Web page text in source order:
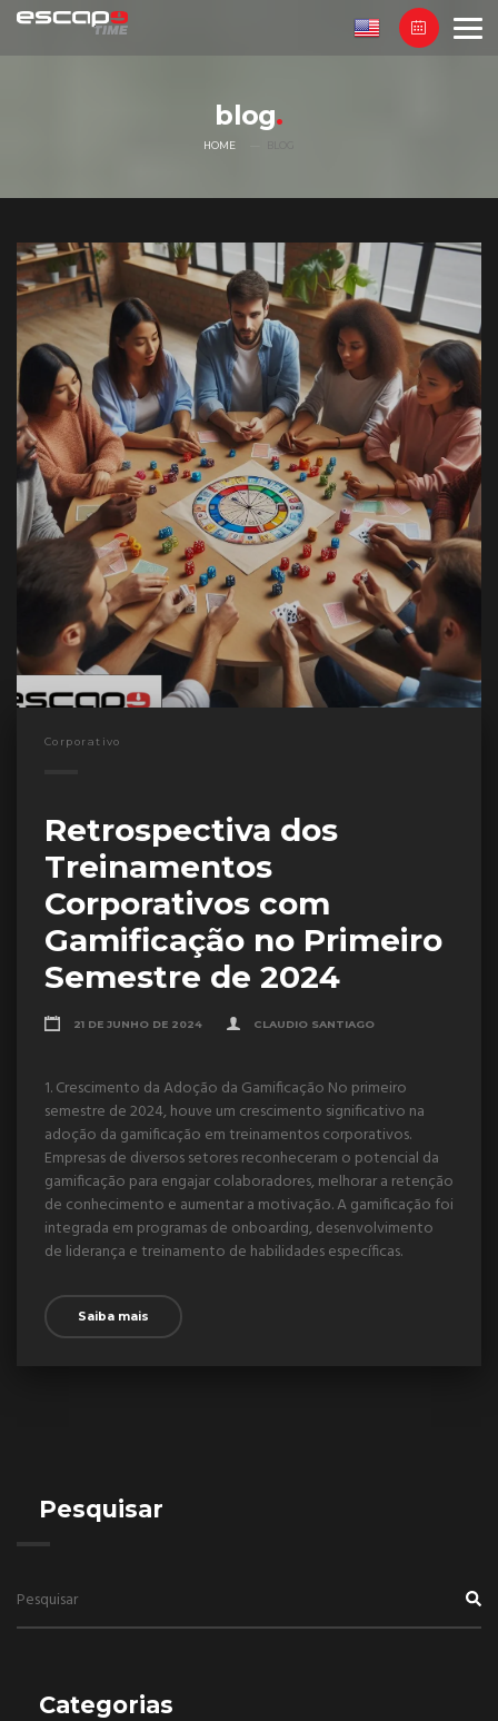
blog
HOME
Corporativo
Retrospectiva dos
Treinamentos
Corporativos com
Gamificação no Primeiro
Semestre de 2024
21 DE JUNHO DE 2024 CLAUDIO SANTIAGO
1. Crescimento da Adoção da Gamificação No primeiro
semestre de 2024, houve um crescimento significativo na
adoção da gamificação em treinamentos corporativos.
Empresas de diversos setores reconheceram o potencial da
gamificação para engajar colaboradores, melhorar a retenção
de conhecimento e aumentar a motivação. A gamificação foi
integrada em programas de onboarding, desenvolvimento
de liderança e treinamento de habilidades específicas.
Saiba mais
Pesquisar
Categorias